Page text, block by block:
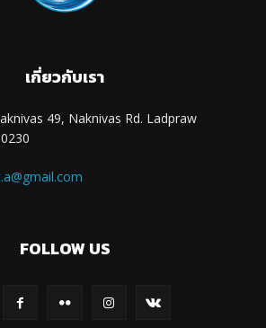
เกี่ยวกับเรา
49, Naknivas Rd. Ladpraw
FOLLOW US